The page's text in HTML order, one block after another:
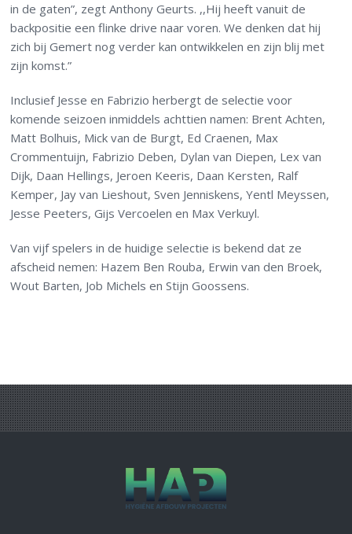
in de gaten”, zegt Anthony Geurts. ,,Hij heeft vanuit de
backpositie een flinke drive naar voren. We denken dat hij
zich bij Gemert nog verder kan ontwikkelen en zijn blij met
zijn komst.”
Inclusief Jesse en Fabrizio herbergt de selectie voor
komende seizoen inmiddels achttien namen: Brent Achten,
Matt Bolhuis, Mick van de Burgt, Ed Craenen, Max
Crommentuijn, Fabrizio Deben, Dylan van Diepen, Lex van
Dijk, Daan Hellings, Jeroen Keeris, Daan Kersten, Ralf
Kemper, Jay van Lieshout, Sven Jenniskens, Yentl Meyssen,
Jesse Peeters, Gijs Vercoelen en Max Verkuyl.
Van vijf spelers in de huidige selectie is bekend dat ze
afscheid nemen: Hazem Ben Rouba, Erwin van den Broek,
Wout Barten, Job Michels en Stijn Goossens.